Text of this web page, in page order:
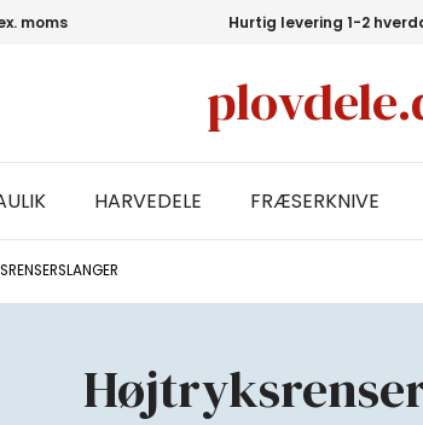
moms Hurtig levering 1-2
HARVEDELE FRÆSERKNIVE